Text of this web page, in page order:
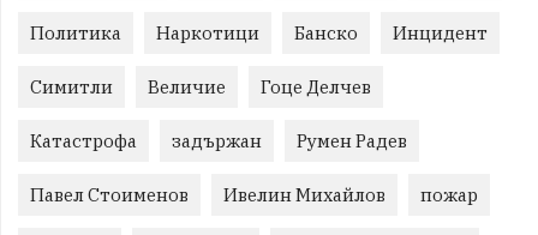
Политика Наркотици Банско Инцидент
Симитли Величие Гоце Делчев
Катастрофа задържан Румен Радев
Павел Стоименов Ивелин Михайлов пожар